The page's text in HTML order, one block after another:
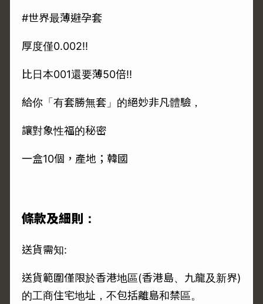
#世界最薄避孕套
厚度僅0.002‼️
比日本001還要薄50倍‼️
給你「有套勝無套」的絕妙非凡體驗，
讓對象性福的秘密
一盒10個，產地；韓國
條款及細則：
送貨需知:
送貨範圍僅限於香港地區(香港島、九龍及新界)
的工商住宅地址，不包括離島和禁區。